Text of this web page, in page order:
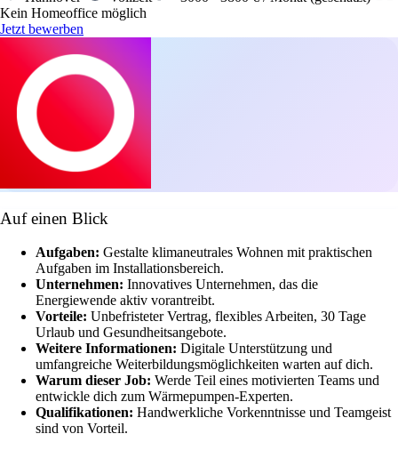
Kein Homeoffice möglich
Jetzt bewerben
Auf einen Blick
Aufgaben: Gestalte klimaneutrales Wohnen mit praktischen
Aufgaben im Installationsbereich.
Unternehmen: Innovatives Unternehmen, das die
Energiewende aktiv vorantreibt.
Vorteile: Unbefristeter Vertrag, flexibles Arbeiten, 30 Tage
Urlaub und Gesundheitsangebote.
Weitere Informationen: Digitale Unterstützung und
umfangreiche Weiterbildungsmöglichkeiten warten auf dich.
Warum dieser Job: Werde Teil eines motivierten Teams und
entwickle dich zum Wärmepumpen-Experten.
Qualifikationen: Handwerkliche Vorkenntnisse und Teamgeist
sind von Vorteil.